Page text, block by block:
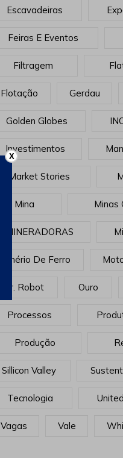
Escavadeiras
Feiras E Eventos
Filtragem
Flotação Gerdau
Golden Globes
Investimentos
Market Stories
Mina Minas
MINERADORAS
Minério De Ferro
Mr. Robot Ouro
Processos
Produção
Sillicon Valley
Tecnologia
Vagas Vale
X